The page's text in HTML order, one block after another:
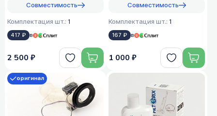
Совместимость
Комплектация шт.: 1
417 ₽ в
2 500 ₽
Совместимость
Комплектация шт.: 1
167 ₽ в
1 000 ₽
оригинал